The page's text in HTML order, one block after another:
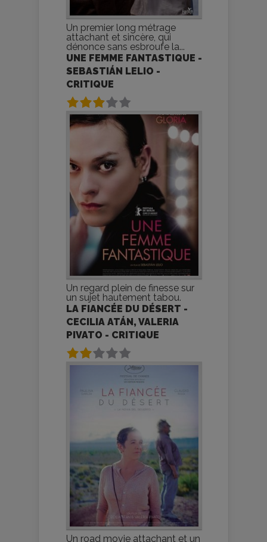
Un premier long métrage
attachant et sincère, qui
dénonce sans esbroufe la...
UNE FEMME FANTASTIQUE -
SEBASTIÁN LELIO -
CRITIQUE
Un regard plein de finesse sur
un sujet hautement tabou.
LA FIANCÉE DU DÉSERT -
CECILIA ATÁN, VALERIA
PIVATO - CRITIQUE
Un road movie attachant et un